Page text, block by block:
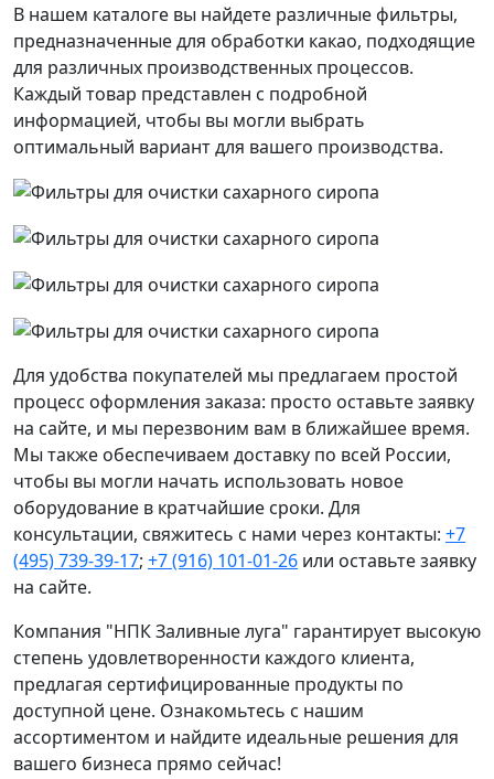
В нашем каталоге вы найдете различные фильтры,
предназначенные для обработки какао, подходящие
для различных производственных процессов.
Каждый товар представлен с подробной
информацией, чтобы вы могли выбрать
оптимальный вариант для вашего производства.
Для удобства покупателей мы предлагаем простой
процесс оформления заказа: просто оставьте заявку
на сайте, и мы перезвоним вам в ближайшее время.
Мы также обеспечиваем доставку по всей России,
чтобы вы могли начать использовать новое
оборудование в кратчайшие сроки. Для
консультации, свяжитесь с нами через контакты: +7
(495) 739-39-17; +7 (916) 101-01-26 или оставьте заявку
на сайте.
Компания "НПК Заливные луга" гарантирует высокую
степень удовлетворенности каждого клиента,
предлагая сертифицированные продукты по
доступной цене. Ознакомьтесь с нашим
ассортиментом и найдите идеальные решения для
вашего бизнеса прямо сейчас!